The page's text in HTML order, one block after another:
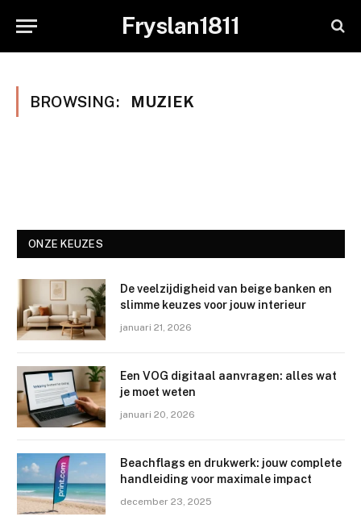
Fryslan1811
BROWSING: MUZIEK
ONZE KEUZES
De veelzijdigheid van beige banken en
slimme keuzes voor jouw interieur
januari 21, 2026
Een VOG digitaal aanvragen: alles wat
je moet weten
januari 20, 2026
Beachflags en drukwerk: jouw complete
handleiding voor maximale impact
december 23, 2025